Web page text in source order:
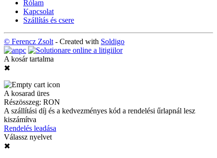
Rólam
Kapcsolat
Szállítás és csere
© Ferencz Zsolt - Created with Soldigo
A kosár tartalma
✖
A kosarad üres
Részösszeg: RON
A szállítási díj és a kedvezményes kód a rendelési űrlapnál lesz
kiszámítva
Rendelés leadása
Válassz nyelvet
✖